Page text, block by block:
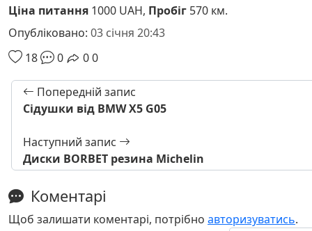
Ціна питання 1000 UAH, Пробіг 570 км.
Опубліковано: 03 січня 20:43
18
0 00
Попередній запис
Сідушки від BMW X5 G05
Наступний запис
Диски BORBET резина Michelin
Коментарі
Щоб залишати коментарі, потрібно авторизуватись.